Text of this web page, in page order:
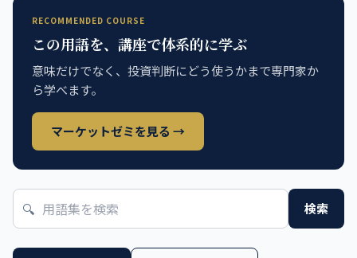
RECOMMENDED COURSE
この用語を、講座で体系的に学ぶ
意味だけでなく、投資判断にどう使うかまで専門家か
ら学べます。
マーケットゼミを見る →
🔍 検索